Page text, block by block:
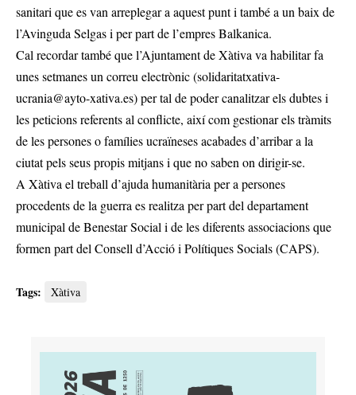
sanitari que es van arreplegar a aquest punt i també a un baix de
l’Avinguda Selgas i per part de l’empres Balkanica.
Cal recordar també que l’Ajuntament de Xàtiva va habilitar fa
unes setmanes un correu electrònic (solidaritatxativa-
ucrania@ayto-xativa.es) per tal de poder canalitzar els dubtes i
les peticions referents al conflicte, així com gestionar els tràmits
de les persones o famílies ucraïneses acabades d’arribar a la
ciutat pels seus propis mitjans i que no saben on dirigir-se.
A Xàtiva el treball d’ajuda humanitària per a persones
procedents de la guerra es realitza per part del departament
municipal de Benestar Social i de les diferents associacions que
formen part del Consell d’Acció i Polítiques Socials (CAPS).
Tags: Xàtiva